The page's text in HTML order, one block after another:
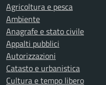
Agricoltura e pesca
Ambiente
Anagrafe e stato civile
Appalti pubblici
Autorizzazioni
Catasto e urbanistica
Cultura e tempo libero